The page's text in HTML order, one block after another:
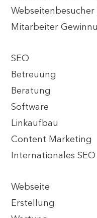
Mitarbeiter
SEO
Betreuung
Beratung
Software
Linkaufbau
Content Marketing
Internationales SEO
Webseite
Erstellung